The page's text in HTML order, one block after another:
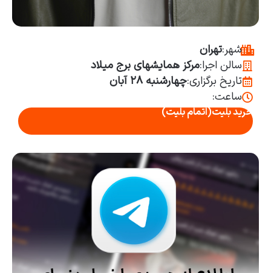
شهر:تهران
سالن اجرا:مرکز همایشهای برج میلاد
تاریخ برگزاری:چهارشنبه ۲۸ آبان
ساعت:
خرید بلیت(اتمام بلیت)